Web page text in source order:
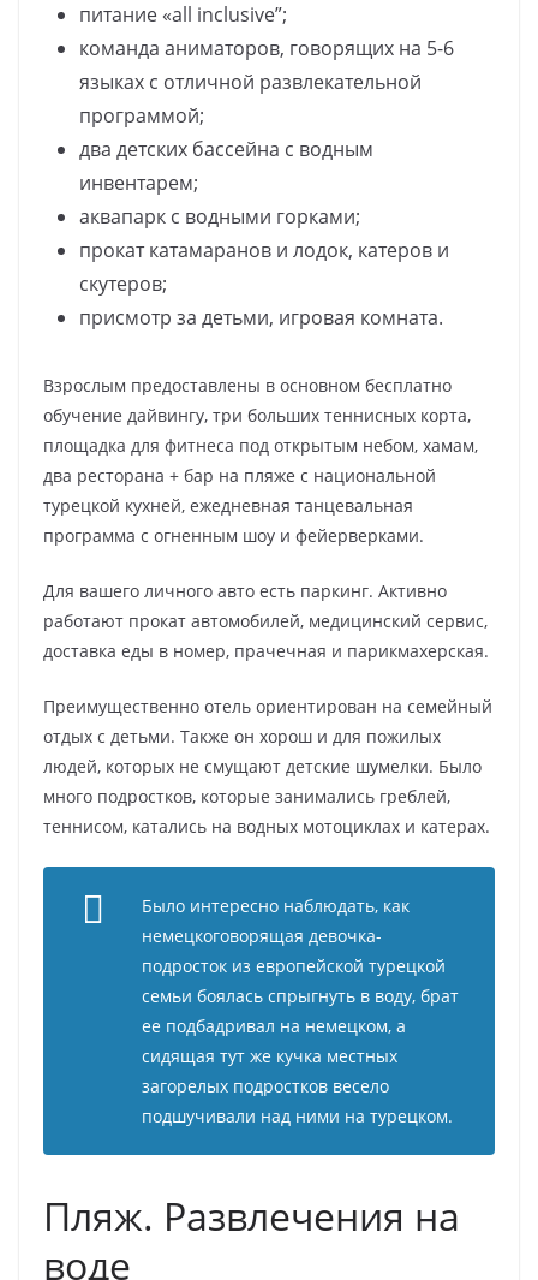
питание «all inclusive”;
команда аниматоров, говорящих на 5-6
языках с отличной развлекательной
программой;
два детских бассейна с водным
инвентарем;
аквапарк с водными горками;
прокат катамаранов и лодок, катеров и
скутеров;
присмотр за детьми, игровая комната.
Взрослым предоставлены в основном бесплатно
обучение дайвингу, три больших теннисных корта,
площадка для фитнеса под открытым небом, хамам,
два ресторана + бар на пляже с национальной
турецкой кухней, ежедневная танцевальная
программа с огненным шоу и фейерверками.
Для вашего личного авто есть паркинг. Активно
работают прокат автомобилей, медицинский сервис,
доставка еды в номер, прачечная и парикмахерская.
Преимущественно отель ориентирован на семейный
отдых с детьми. Также он хорош и для пожилых
людей, которых не смущают детские шумелки. Было
много подростков, которые занимались греблей,
теннисом, катались на водных мотоциклах и катерах.
Было интересно наблюдать, как
немецкоговорящая девочка-
подросток из европейской турецкой
семьи боялась спрыгнуть в воду, брат
ее подбадривал на немецком, а
сидящая тут же кучка местных
загорелых подростков весело
подшучивали над ними на турецком.
Пляж. Развлечения на
воде